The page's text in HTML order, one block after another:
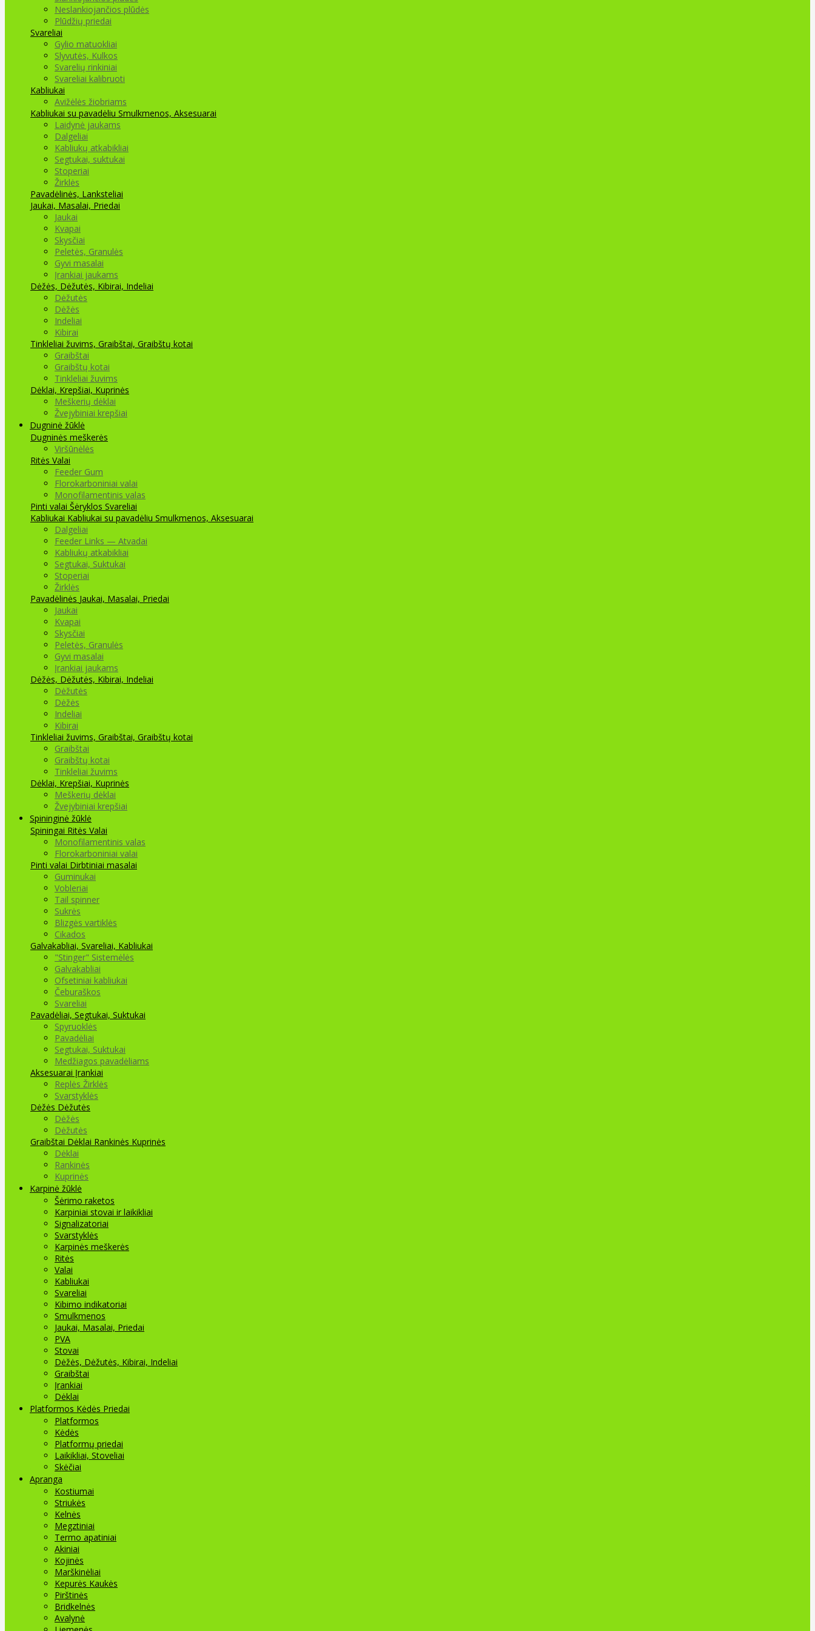
Neslankiojančios plūdės
Plūdžių priedai
Svareliai
Gylio matuokliai
Slyvutės, Kulkos
Svarelių rinkiniai
Svareliai kalibruoti
Kabliukai
Avižėlės žiobriams
Kabliukai su pavadėliu Smulkmenos, Aksesuarai
Laidynė jaukams
Dalgeliai
Kabliukų atkabikliai
Segtukai, suktukai
Stoperiai
Žirklės
Pavadėlinės, Lanksteliai
Jaukai, Masalai, Priedai
Jaukai
Kvapai
Skysčiai
Peletės, Granulės
Gyvi masalai
Įrankiai jaukams
Dėžės, Dėžutės, Kibirai, Indeliai
Dėžutės
Dėžės
Indeliai
Kibirai
Tinkleliai žuvims, Graibštai, Graibštų kotai
Graibštai
Graibštų kotai
Tinkleliai žuvims
Dėklai, Krepšiai, Kuprinės
Meškerių dėklai
Žvejybiniai krepšiai
Dugninė žūklė
Dugninės meškerės
Viršūnėlės
Ritės Valai
Feeder Gum
Florokarboniniai valai
Monofilamentinis valas
Pinti valai Šėryklos Svareliai
Kabliukai Kabliukai su pavadėliu Smulkmenos, Aksesuarai
Dalgeliai
Feeder Links — Atvadai
Kabliukų atkabikliai
Segtukai, Suktukai
Stoperiai
Žirklės
Pavadėlinės Jaukai, Masalai, Priedai
Jaukai
Kvapai
Skysčiai
Peletės, Granulės
Gyvi masalai
Įrankiai jaukams
Dėžės, Dėžutės, Kibirai, Indeliai
Dėžutės
Dėžės
Indeliai
Kibirai
Tinkleliai žuvims, Graibštai, Graibštų kotai
Graibštai
Graibštų kotai
Tinkleliai žuvims
Dėklai, Krepšiai, Kuprinės
Meškerių dėklai
Žvejybiniai krepšiai
Spininginė žūklė
Spiningai Ritės Valai
Monofilamentinis valas
Florokarboniniai valai
Pinti valai Dirbtiniai masalai
Guminukai
Vobleriai
Tail spinner
Sukrės
Blizgės vartiklės
Cikados
Galvakabliai, Svareliai, Kabliukai
"Stinger" Sistemėlės
Galvakabliai
Ofsetiniai kabliukai
Čeburaškos
Svareliai
Pavadėliai, Segtukai, Suktukai
Spyruoklės
Pavadėliai
Segtukai, Suktukai
Medžiagos pavadėliams
Aksesuarai Įrankiai
Replės Žirklės
Svarstyklės
Dėžės Dėžutės
Dėžės
Dėžutės
Graibštai Dėklai Rankinės Kuprinės
Dėklai
Rankinės
Kuprinės
Karpinė žūklė
Šėrimo raketos
Karpiniai stovai ir laikikliai
Signalizatoriai
Svarstyklės
Karpinės meškerės
Ritės
Valai
Kabliukai
Svareliai
Kibimo indikatoriai
Smulkmenos
Jaukai, Masalai, Priedai
PVA
Stovai
Dėžės, Dėžutės, Kibirai, Indeliai
Graibštai
Įrankiai
Dėklai
Platformos Kėdės Priedai
Platformos
Kėdės
Platformų priedai
Laikikliai, Stoveliai
Skėčiai
Apranga
Kostiumai
Striukės
Kelnės
Megztiniai
Termo apatiniai
Akiniai
Kojinės
Marškinėliai
Kepurės Kaukės
Pirštinės
Bridkelnės
Avalynė